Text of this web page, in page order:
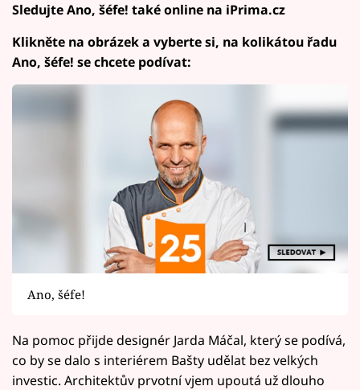
Sledujte Ano, šéfe! také online na iPrima.cz
Klikněte na obrázek a vyberte si, na kolikátou řadu
Ano, šéfe! se chcete podívat:
Ano, šéfe!
Na pomoc přijde designér Jarda Máčal, který se podívá,
co by se dalo s interiérem Bašty udělat bez velkých
investic. Architektův prvotní vjem upoutá už dlouho